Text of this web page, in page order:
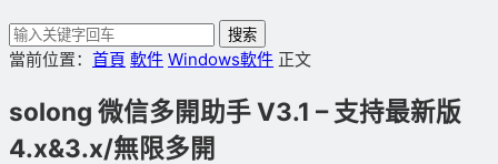
搜索
當前位置： 首頁 軟件 Windows軟件 正文
solong 微信多開助手 V3.1 – 支持最新版
4.x&3.x/無限多開